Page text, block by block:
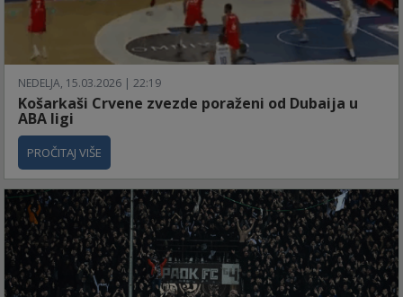
NEDELJA, 15.03.2026 | 22:19
Košarkaši Crvene zvezde poraženi od Dubaija u
ABA ligi
PROČITAJ VIŠE